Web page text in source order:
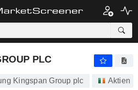
PLC
PLC
Kingspan Group plc Aktien